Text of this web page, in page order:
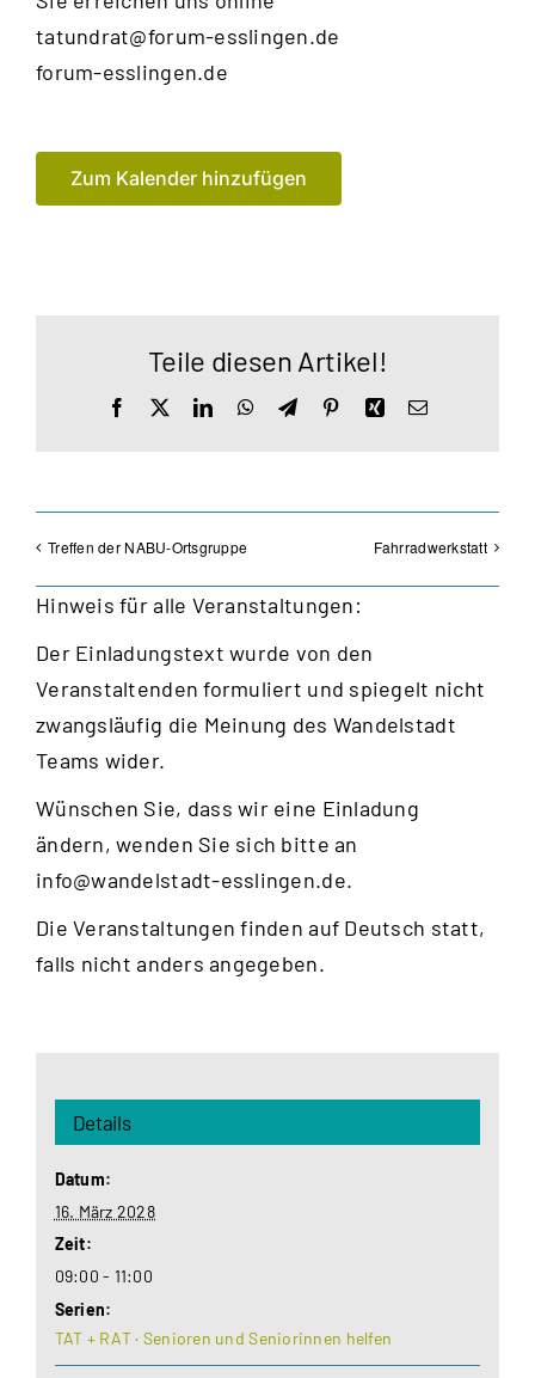
tatundrat@forum-esslingen.de
forum-esslingen.de
Zum Kalender hinzufügen
Teile diesen Artikel!
Facebook LinkedInWhatsApp
TelegramPinterestXingE-
Treffen der NABU-Ortsgruppe Fahrradwerkstatt
Hinweis für alle Veranstaltungen:
Der Einladungstext wurde von den
Veranstaltenden formuliert und spiegelt nicht
zwangsläufig die Meinung des Wandelstadt
Teams wider.
Wünschen Sie, dass wir eine Einladung
ändern, wenden Sie sich bitte an
info@wandelstadt-esslingen.de.
Die Veranstaltungen finden auf Deutsch statt,
falls nicht anders angegeben.
Details
Datum:
16. März 2028
Zeit:
09:00 - 11:00
Serien:
TAT + RAT · Senioren und Seniorinnen helfen